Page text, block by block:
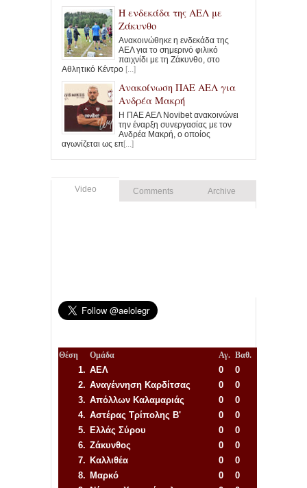
Η ενδεκάδα της ΑΕΛ με
Ζάκυνθο
Ανακοινώθηκε η ενδεκάδα της
ΑΕΛ για το σημερινό φιλικό
παιχνίδι με τη Ζάκυνθο, στο
Αθλητικό Κέντρο [...]
Ανακοίνωση ΠΑΕ ΑΕΛ για
Ανδρέα Μακρή
Η ΠΑΕ ΑΕΛ Novibet ανακοινώνει
την έναρξη συνεργασίας με τον
Ανδρέα Μακρή, ο οποίος
αγωνίζεται ως επ[...]
Video Comments Archive
Θέση Ομάδα Αγ. Βαθ.
1. ΑΕΛ 0
0
2. Αναγέννηση Καρδίτσας 0
0
3. Απόλλων Καλαμαριάς 0
0
4. Αστέρας Τρίπολης Β' 0
0
5. Ελλάς Σύρου 0
0
6. Ζάκυνθος 0
0
7. Καλλιθέα 0
0
8. Μαρκό 0
0